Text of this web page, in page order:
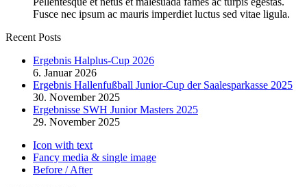
Fusce nec ipsum ac mauris imperdiet luctus sed vitae ligula.
Recent Posts
Ergebnis Halplus-Cup 2026
6. Januar 2026
Ergebnis Hallenfußball Junior-Cup der Saalesparkasse 2025
30. November 2025
Ergebnisse SWH Junior Masters 2025
29. November 2025
Icon with text
Fancy media & single image
Before / After